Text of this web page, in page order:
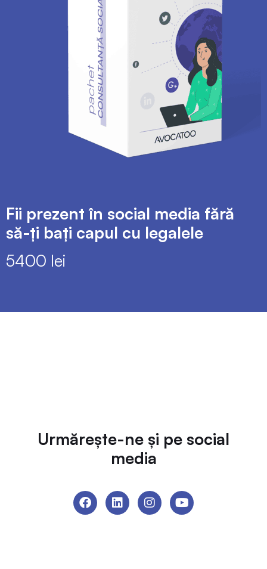
Fii prezent în social media fără
să-ți bați capul cu legalele
5400 lei
Urmărește-ne și pe social
media